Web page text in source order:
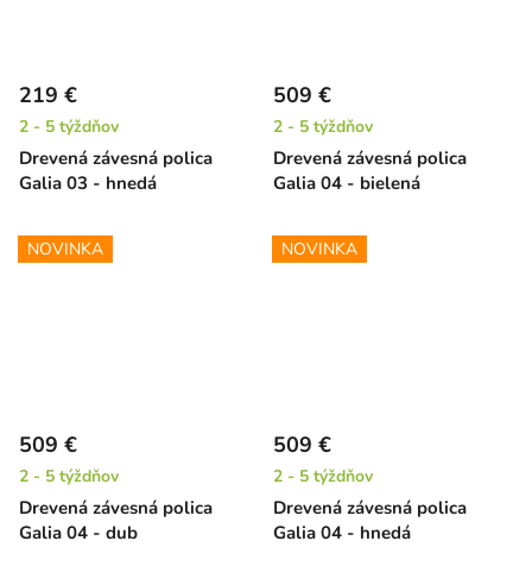
Drevená závesná polica
Galia 03 - hnedá
219 €
2 - 5 týždňov
Drevená závesná polica
Galia 04 - bielená
509 €
2 - 5 týždňov
NOVINKA
Drevená závesná polica
Galia 04 - dub
509 €
2 - 5 týždňov
NOVINKA
Drevená závesná polica
Galia 04 - hnedá
509 €
2 - 5 týždňov